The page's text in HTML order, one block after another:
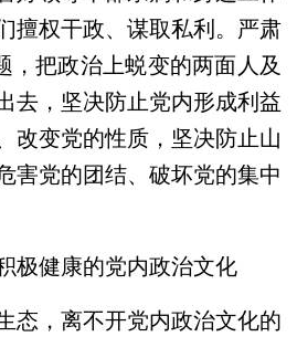
擅权干政、谋取私利。严肃
，把政治上蜕变的两面人及
去，坚决防止党内形成利益
改变党的性质，坚决防止山
害党的团结、破坏党的集中
健康的党内政治文化
，离不开党内政治文化的